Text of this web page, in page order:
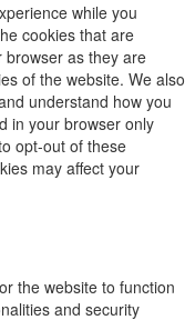
while you
cookies that are
as they are
of the website. We also
understand how you
in your browser only
opt-out of these
may affect your
the website to function
and security